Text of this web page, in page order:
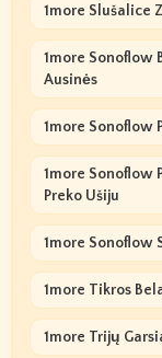
1more Slušalice
1more Sonoflow
Ausinės
1more Sonoflow
1more Sonoflow
Preko Ušiju
1more Sonoflow
1more Tikros
1more Trijų